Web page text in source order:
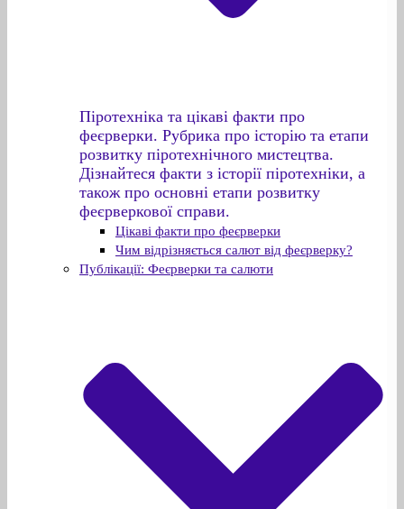
Піротехніка та цікаві факти про
феєрверки. Рубрика про історію та етапи
розвитку піротехнічного мистецтва.
Дізнайтеся факти з історії піротехніки, а
також про основні етапи розвитку
феєрверкової справи.
Цікаві факти про феєрверки
Чим відрізняється салют від феєрверку?
Публікації: Феєрверки та салюти